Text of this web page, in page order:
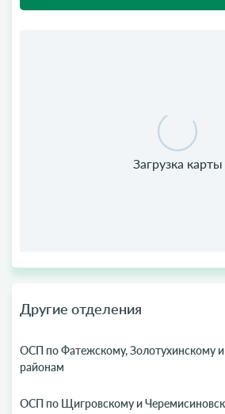
Другие отделения
ОСП по Фатежскому, Золотухинскому
районам
ОСП по Щигровскому и